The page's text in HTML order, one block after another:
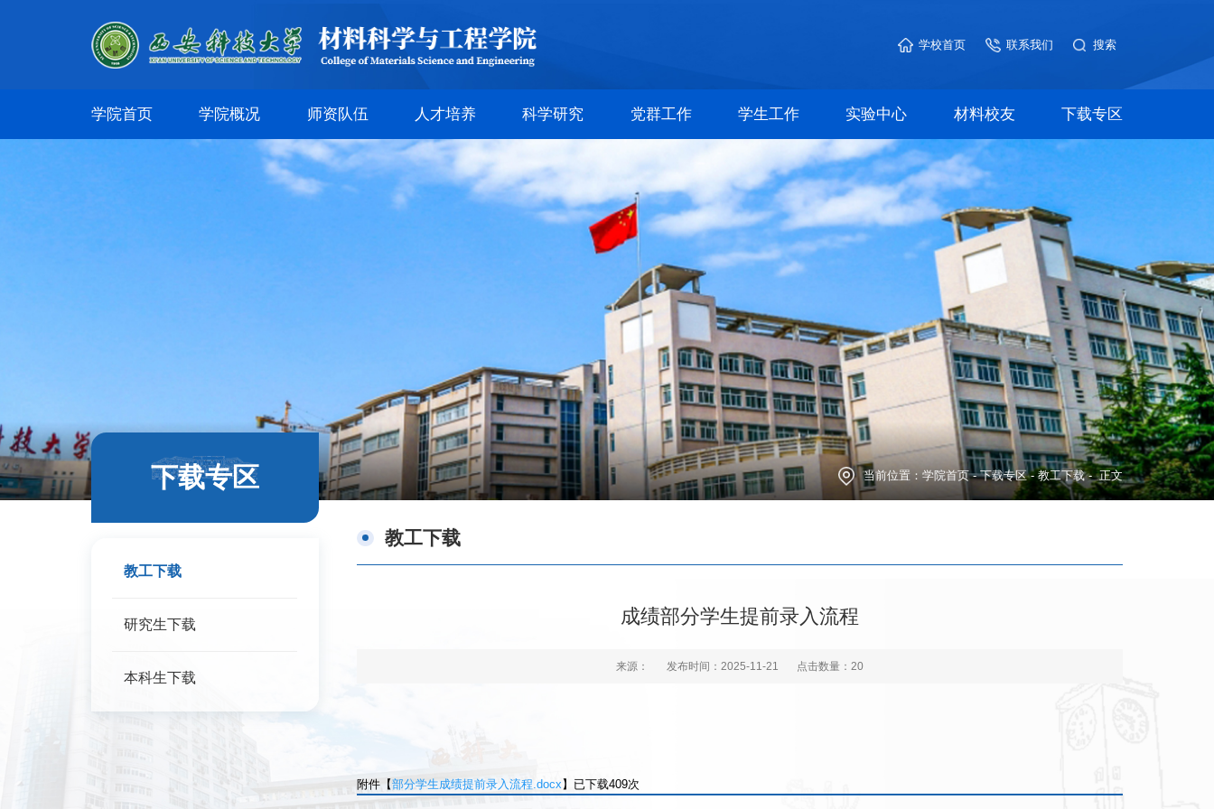
学校首页 联系我们
学院首页 学院概况 师资队伍 人才培养 科学研究 党群工作 学生工作 实验中心 材料校友 下载专区
当前位置：学院首页-下载专区-教工下载- 正文
下载专区
教工下载
研究生下载
本科生下载
教工下载
成绩部分学生提前录入流程
来源： 发布时间：2025-11-21 点击数量： 20
附件【部分学生成绩提前录入流程.docx】已下载409次